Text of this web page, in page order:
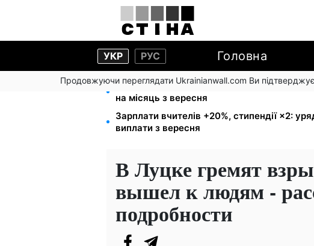
УКР РУС Головна
Продовжуючи переглядати Ukrainianwall.com Ви
Нічний тариф на світло 2,16 грн/кВт-г:
на місяць з вересня
Зарплати вчителів +20%, стипендії ×2:
виплати з вересня
В Луцке гремят
вышел к людям -
подробности